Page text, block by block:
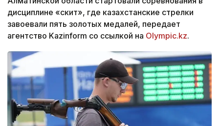
дисциплине «скит», где казахстанские стрелки
завоевали пять золотых медалей, передает
агентство Kazinform со ссылкой на Olympic.kz.